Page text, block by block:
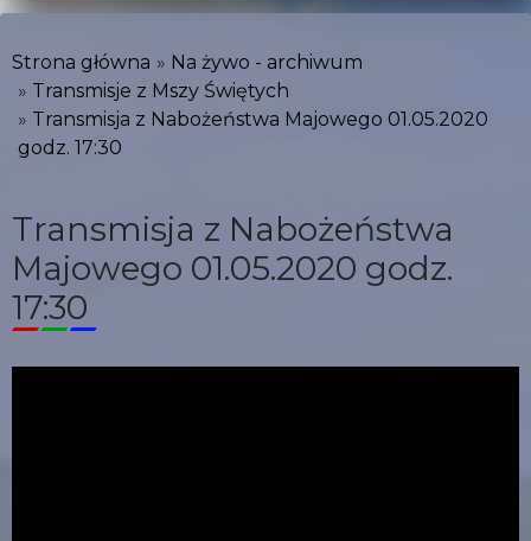
Strona główna
Na żywo - archiwum
Transmisje z Mszy Świętych
Transmisja z Nabożeństwa Majowego 01.05.2020
godz. 17:30
Transmisja z Nabożeństwa
Majowego 01.05.2020 godz.
17:30